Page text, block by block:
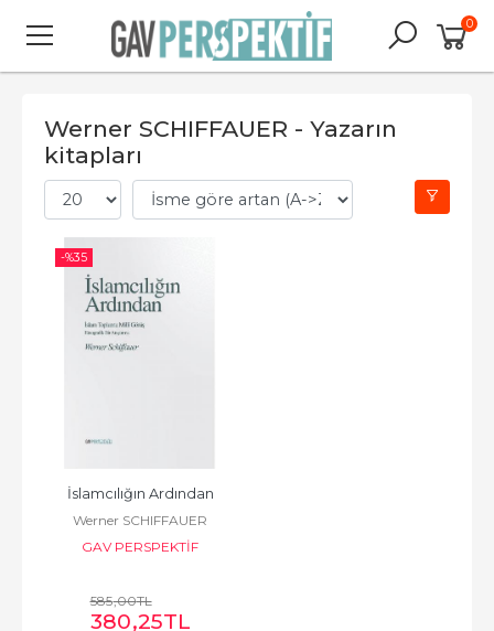
0
Werner SCHIFFAUER - Yazarın
kitapları
-%35
İslamcılığın Ardından
Werner SCHIFFAUER
GAV PERSPEKTİF
585,00TL
380,25TL